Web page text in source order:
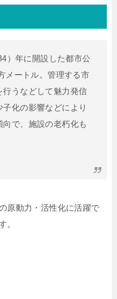
）年に開設した都市公
メートル。管理する市
行うなどして魅力発信
化の影響などにより
で、施設の老朽化も
原動力・活性化に活躍で
。